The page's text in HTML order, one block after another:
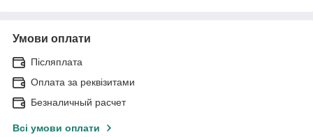
Умови оплати
Післяплата
Оплата за реквізитами
Безналичный расчет
Всі умови оплати